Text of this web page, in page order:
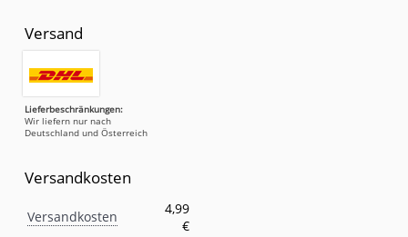
Versand
Lieferbeschränkungen:
Wir liefern nur nach
Deutschland und Österreich
Versandkosten
Eigenschaft
Versandkosten
4,99
€